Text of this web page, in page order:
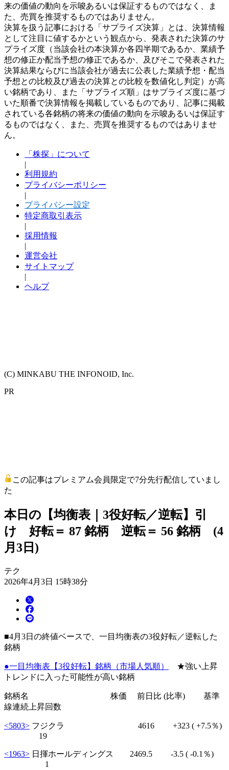
来の価値の動向を示唆あるいは保証するものではなく、ま
た、売買を推奨するものではありません。
決算を扱う記事における「サプライズ決算」とは、決算情報
として注目に値するかという観点から、発表された決算のサ
プライズ度（当該会社の本決算か各四半期であるか、業績予
想の修正か配当予想の修正であるか、及びそこで発表された
決算結果ならびに当該会社が過去に公表した業績予想・配当
予想との比較及び過去の決算との比較を数値化し判定）が高
い銘柄であり、また「サプライズ順」はサプライズ度に基づ
いた順番で決算情報を掲載しているものであり、記事に掲載
されている各銘柄の将来の価値の動向を示唆あるいは保証す
るものではなく、また、売買を推奨するものではありませ
ん。
「株探」について
|
利用規約
プライバシーポリシー
|
プライバシー設定
特定商取引表示
|
採用情報
|
運営会社
サイトマップ
|
ヘルプ
(C) MINKABU THE INFONOID, Inc.
PR
この記事はプレミアム会員限定で7分先行配信していまし
た
本日の【均衡表｜3役好転／逆転】引
け 好転＝ 87 銘柄 逆転＝ 56 銘柄 (4
月3日)
テク
2026年4月3日 15時38分
■4月3日の終値ベースで、一目均衡表の3役好転／逆転した
銘柄
●一目均衡表【3役好転】銘柄（市場人気順）
★強い上昇
トレンドに入った可能性が高い銘柄
銘柄名 株価 前日比 (比率) 基準
線連続上昇回数
<5803> フジクラ 4616 +323 ( +7.5％)
19
<1963> 日揮ホールディングス 2469.5 -3.5 ( -0.1％)
1